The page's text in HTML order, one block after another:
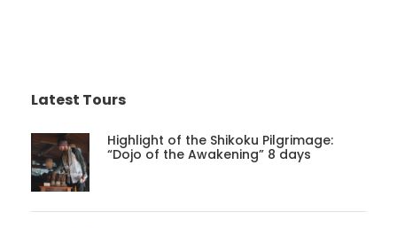
Latest Tours
Highlight of the Shikoku Pilgrimage:
“Dojo of the Awakening” 8 days